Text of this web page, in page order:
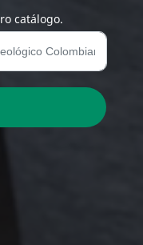
catálogo.